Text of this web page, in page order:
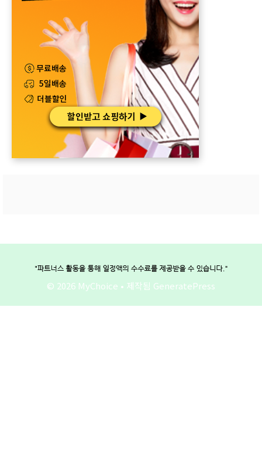
© 2026 MyChoice • 제작됨 GeneratePress